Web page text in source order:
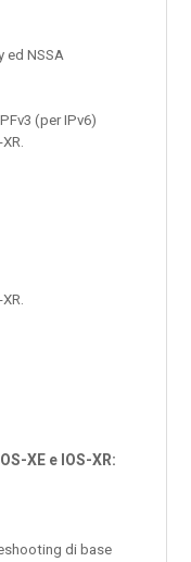
ed NSSA
(per IPv6)
XE e IOS-XR:
di base